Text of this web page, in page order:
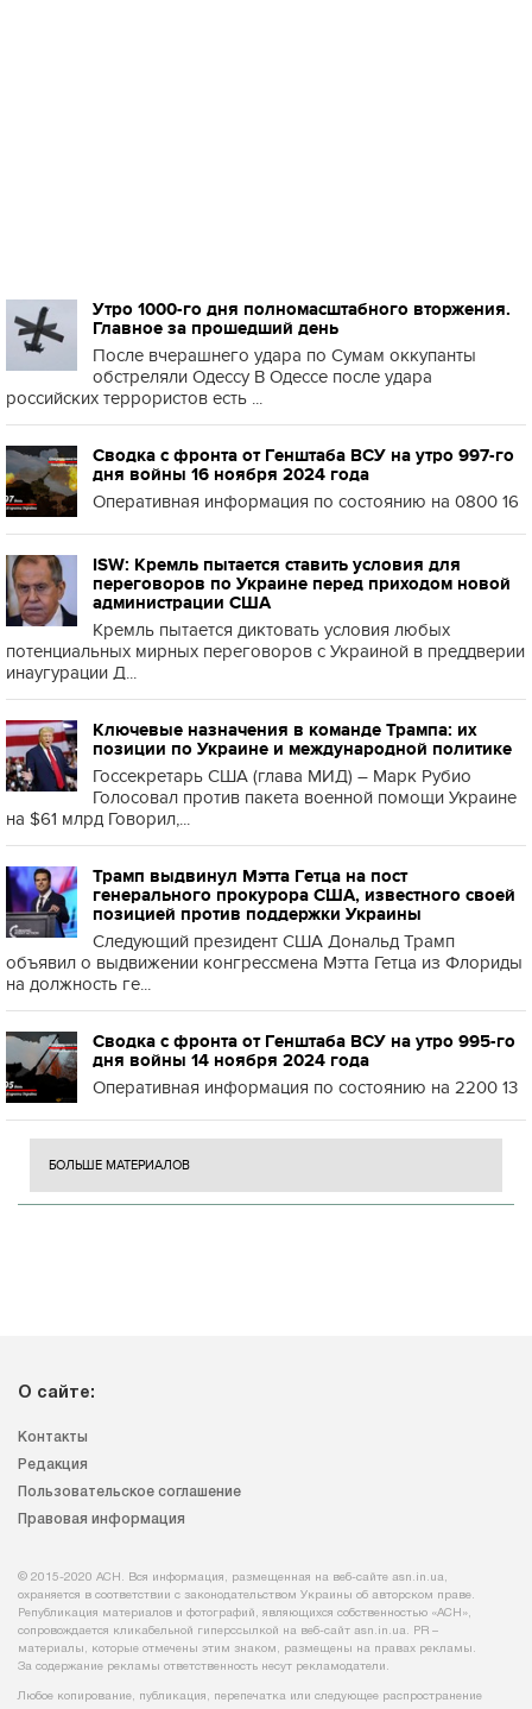
Утро 1000-го дня полномасштабного вторжения.
Главное за прошедший день
После вчерашнего удара по Сумам оккупанты
обстреляли Одессу В Одессе после удара
российских террористов есть ...
Сводка с фронта от Генштаба ВСУ на утро 997-го
дня войны 16 ноября 2024 года
Оперативная информация по состоянию на 0800 16
ISW: Кремль пытается ставить условия для
переговоров по Украине перед приходом новой
администрации США
Кремль пытается диктовать условия любых
потенциальных мирных переговоров с Украиной в преддверии
инаугурации Д...
Ключевые назначения в команде Трампа: их
позиции по Украине и международной политике
Госсекретарь США (глава МИД) – Марк Рубио
Голосовал против пакета военной помощи Украине
на $61 млрд Говорил,...
Трамп выдвинул Мэтта Гетца на пост
генерального прокурора США, известного своей
позицией против поддержки Украины
Следующий президент США Дональд Трамп
объявил о выдвижении конгрессмена Мэтта Гетца из Флориды
на должность ге...
Сводка с фронта от Генштаба ВСУ на утро 995-го
дня войны 14 ноября 2024 года
Оперативная информация по состоянию на 2200 13
БОЛЬШЕ МАТЕРИАЛОВ
О сайте:
Контакты
Редакция
Пользовательское соглашение
Правовая информация
© 2015-2020 АСН. Вся информация, размещенная на веб-сайте asn.in.ua,
охраняется в соответствии с законодательством Украины об авторском праве.
Републикация материалов и фотографий, являющихся собственностью «АСН»,
сопровождается кликабельной гиперссылкой на веб-сайт asn.іn.ua. PR –
материалы, которые отмечены этим знаком, размещены на правах рекламы.
За содержание рекламы ответственность несут рекламодатели.
Любое копирование, публикация, перепечатка или следующее распространение